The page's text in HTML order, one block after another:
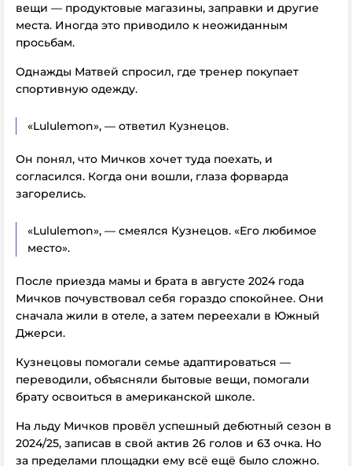
вещи — продуктовые магазины, заправки и другие
места. Иногда это приводило к неожиданным
просьбам.
Однажды Матвей спросил, где тренер покупает
спортивную одежду.
«Lululemon», — ответил Кузнецов.
Он понял, что Мичков хочет туда поехать, и
согласился. Когда они вошли, глаза форварда
загорелись.
«Lululemon», — смеялся Кузнецов. «Его любимое
место».
После приезда мамы и брата в августе 2024 года
Мичков почувствовал себя гораздо спокойнее. Они
сначала жили в отеле, а затем переехали в Южный
Джерси.
Кузнецовы помогали семье адаптироваться —
переводили, объясняли бытовые вещи, помогали
брату освоиться в американской школе.
На льду Мичков провёл успешный дебютный сезон в
2024/25, записав в свой актив 26 голов и 63 очка. Но
за пределами площадки ему всё ещё было сложно.